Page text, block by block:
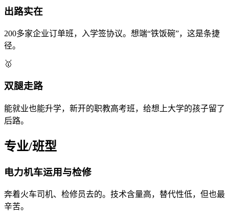
出路实在
200多家企业订单班，入学签协议。想端“铁饭碗”，这是条捷
径。
🥇
双腿走路
能就业也能升学，新开的职教高考班，给想上大学的孩子留了
后路。
专业/班型
电力机车运用与检修
奔着火车司机、检修员去的。技术含量高，替代性低，但也最
辛苦。